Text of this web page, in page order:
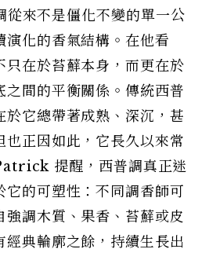
從來不是僵化不變的單一公
演化的香氣結構。在他看
只在於苔蘚本身，而更在於
之間的平衡關係。傳統西普
於它總帶著成熟、深沉，甚
也正因如此，它長久以來常
提醒，西普調真正迷
它的可塑性：不同調香師可
調木質、果香、苔蘚或皮
經典輪廓之餘，持續生長出